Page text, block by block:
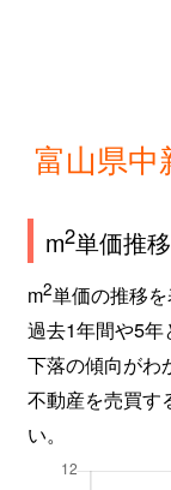
富山県中
m2単価推移
m2単価の推移を
過去1年間や5年
下落の傾向がわ
不動産を売買す
い。